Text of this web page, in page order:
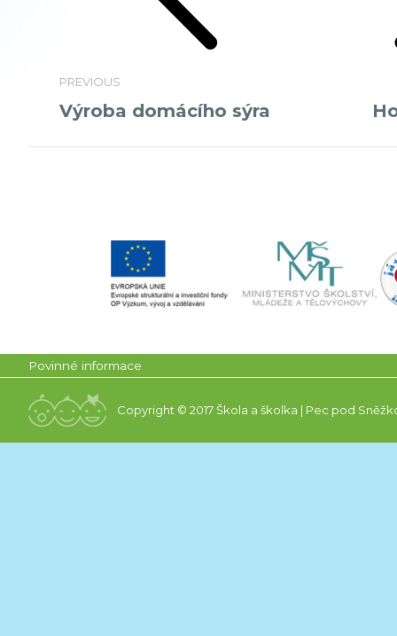
PREVIOUS
Výroba domácího sýra
Povinné informace
Copyright © 2017 Škola a školka | Pec pod